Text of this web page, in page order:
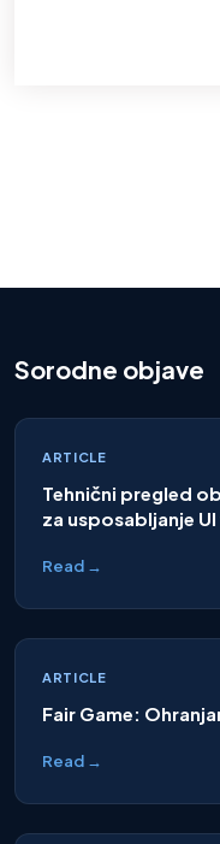
Sorodne objave
ARTICLE
Tehnični pregled
za usposabljanje UI
Read →
ARTICLE
Fair Game:
Read →